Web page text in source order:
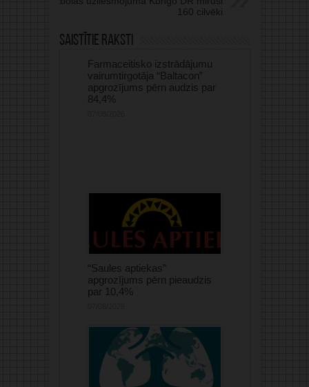
160 cilvēki
Saistītie raksti
Farmaceitisko izstrādājumu
vairumtirgotāja “Baltacon”
apgrozījums pērn audzis par
84,4%
“Saules aptiekas”
apgrozījums pērn pieaudzis
par 10,4%